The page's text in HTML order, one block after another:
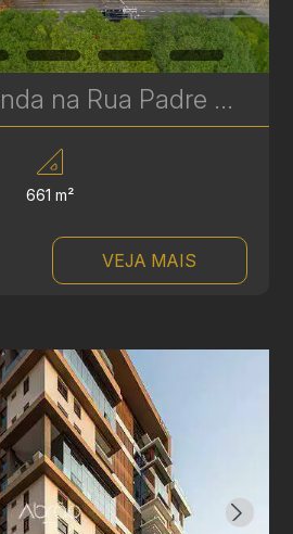
Terreno à Venda na Rua Padre Anchieta – Mercês, Curitiba | 661 m² com Potencial Comercial e Residencial| Ref 531
661 m²
VEJA MAIS